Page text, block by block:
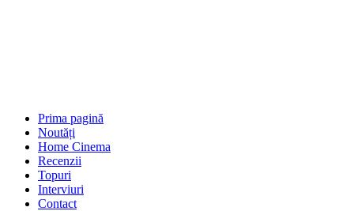
Prima pagină
Noutăți
Home Cinema
Recenzii
Topuri
Interviuri
Contact